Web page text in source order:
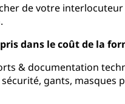
de votre
dans le coût de la
& documentation
gants, masques